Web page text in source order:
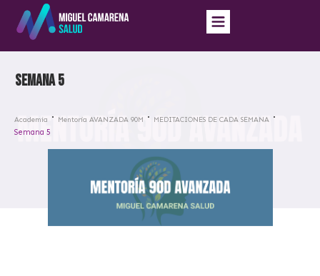
Semana 5
Academia Mentoría AVANZADA 90M MEDITACIONES DE CADA SEMANA
Semana 5